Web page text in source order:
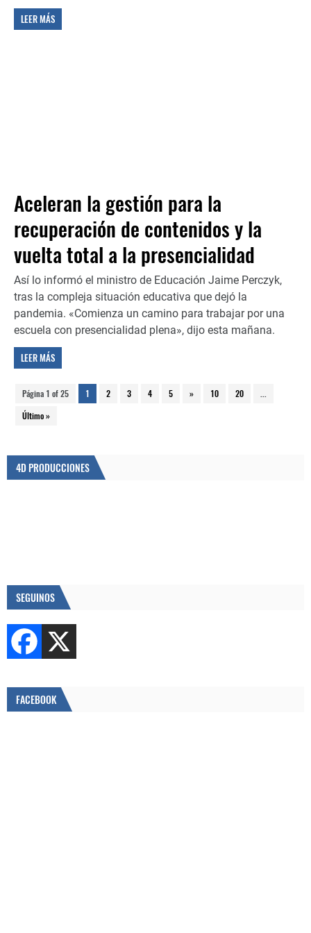
LEER MÁS
Aceleran la gestión para la
recuperación de contenidos y la
vuelta total a la presencialidad
Así lo informó el ministro de Educación Jaime Perczyk,
tras la compleja situación educativa que dejó la
pandemia. «Comienza un camino para trabajar por una
escuela con presencialidad plena», dijo esta mañana.
LEER MÁS
Página 1 of 25 1 2 3 4 5 » 10 20
Último »
4D PRODUCCIONES
SEGUINOS
FACEBOOK